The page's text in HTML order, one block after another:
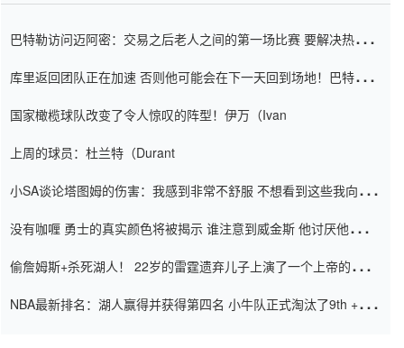
巴特勒访问迈阿密：交易之后老人之间的第一场比赛 要解决热情的
库里返回团队正在加速 否则他可能会在下一天回到场地！巴特勒迈
国家橄榄球队改变了令人惊叹的阵型！伊万（Ivan
上周的球员：杜兰特（Durant
小SA谈论塔图姆的伤害：我感到非常不舒服 不想看到这些我向他
没有咖喱 勇士的真实颜色将被揭示 谁注意到威金斯 他讨厌他的老
偷詹姆斯+杀死湖人！ 22岁的雷霆遗弃儿子上演了一个上帝的剧
NBA最新排名：湖人赢得并获得第四名 小牛队正式淘汰了9th + 76